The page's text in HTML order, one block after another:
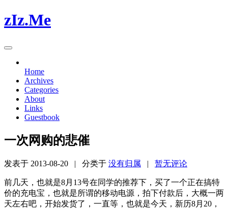
zIz.Me
Home
Archives
Categories
About
Links
Guestbook
一次网购的悲催
发表于 2013-08-20 | 分类于 没有归属 | 暂无评论
前几天，也就是8月13号在同学的推荐下，买了一个正在搞特
价的充电宝，也就是所谓的移动电源，拍下付款后，大概一两
天左右吧，开始发货了，一直等，也就是今天，新历8月20，